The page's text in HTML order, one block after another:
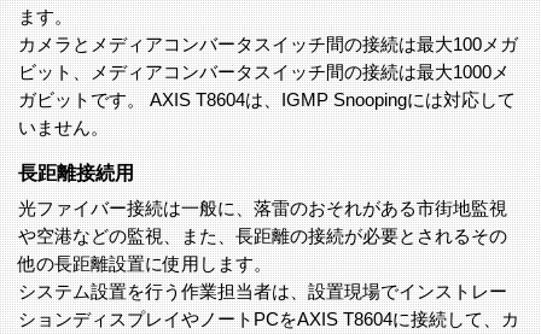
ます。
カメラとメディアコンバータスイッチ間の接続は最大100メガ
ビット、メディアコンバータスイッチ間の接続は最大1000メ
ガビットです。 AXIS T8604は、IGMP Snoopingには対応して
いません。
長距離接続用
光ファイバー接続は一般に、落雷のおそれがある市街地監視
や空港などの監視、また、長距離の接続が必要とされるその
他の長距離設置に使用します。
システム設置を行う作業担当者は、設置現場でインストレー
ションディスプレイやノートPCをAXIS T8604に接続して、カ